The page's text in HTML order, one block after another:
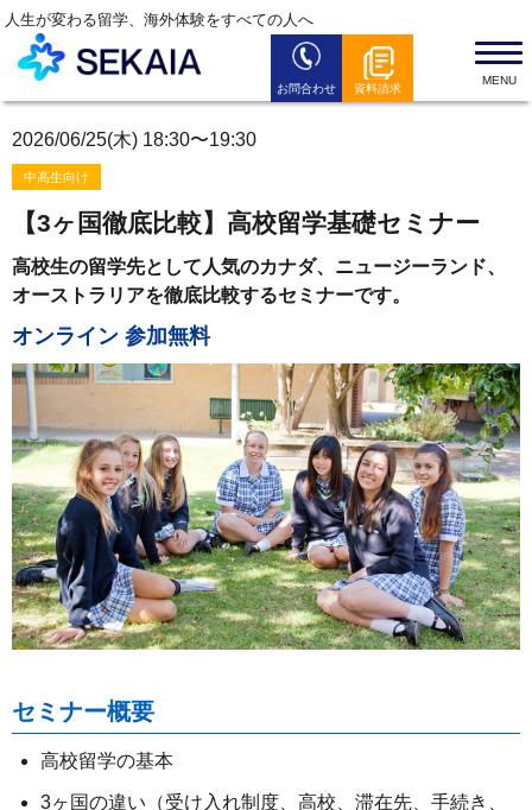
人生が変わる留学、海外体験をすべての人へ
お問合わせ 資料請求
留学プログラム
留学お役立ち情報
全国のSEKAIAオフィス
よくある質問
2026/06/25(木) 18:30〜19:30
中高生向け
【3ヶ国徹底比較】高校留学基礎セミナー
高校生の留学先として人気のカナダ、ニュージーランド、
オーストラリアを徹底比較するセミナーです。
オンライン 参加無料
セミナー概要
高校留学の基本
3ヶ国の違い（受け入れ制度、高校、滞在先、手続き、